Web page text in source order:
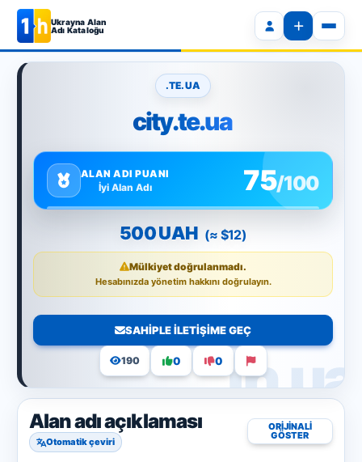
Ukrayna Alan
Adı Kataloğu
.TE.UA
city.te.ua
ALAN ADI PUANI
İyi Alan Adı
75/100
500 UAH (≈ $12)
Mülkiyet doğrulanmadı.
Hesabınızda yönetim hakkını doğrulayın.
SAHIPLE ILETIŞIME GEÇ
190 0 0
Alan adı açıklaması
Otomatik çeviri
ORIJINALI
GÖSTER